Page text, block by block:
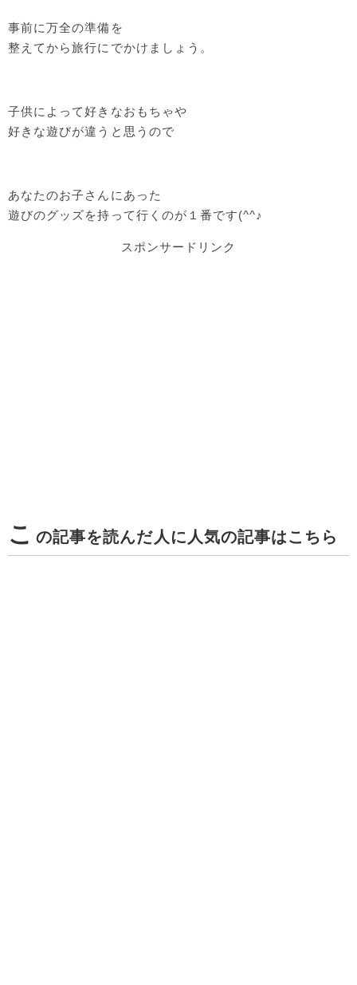
事前に万全の準備を
整えてから旅行にでかけましょう。
子供によって好きなおもちゃや
好きな遊びが違うと思うので
あなたのお子さんにあった
遊びのグッズを持って行くのが１番です(^^♪
スポンサードリンク
こ の記事を読んだ人に人気の記事はこちら